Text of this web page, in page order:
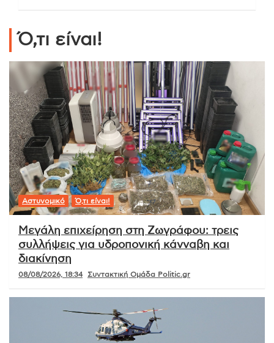
Ό,τι είναι!
Αστυνομικό Ό,τι είναι!
Μεγάλη επιχείρηση στη Ζωγράφου: τρεις
συλλήψεις για υδροπονική κάνναβη και
διακίνηση
08/08/2026, 18:34 Συντακτική Ομάδα Politic.gr